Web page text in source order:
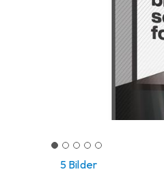
5 Bilder